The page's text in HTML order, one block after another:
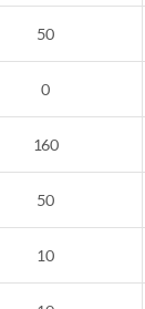
50
0
160
50
10